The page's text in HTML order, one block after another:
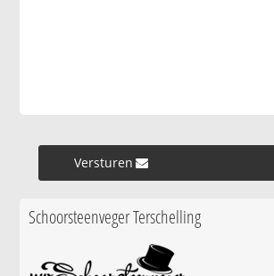
Versturen »
Schoorsteenveger Terschelling